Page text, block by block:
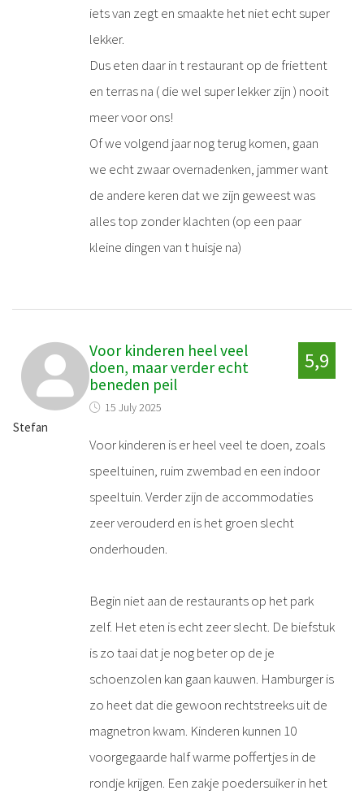
iets van zegt en smaakte het niet echt super
lekker.
Dus eten daar in t restaurant op de friettent
en terras na ( die wel super lekker zijn ) nooit
meer voor ons!
Of we volgend jaar nog terug komen, gaan
we echt zwaar overnadenken, jammer want
de andere keren dat we zijn geweest was
alles top zonder klachten (op een paar
kleine dingen van t huisje na)
Stefan
Voor kinderen heel veel
doen, maar verder echt
beneden peil
15 July 2025
5,9
Voor kinderen is er heel veel te doen, zoals
speeltuinen, ruim zwembad en een indoor
speeltuin. Verder zijn de accommodaties
zeer verouderd en is het groen slecht
onderhouden.
Begin niet aan de restaurants op het park
zelf. Het eten is echt zeer slecht. De biefstuk
is zo taai dat je nog beter op de je
schoenzolen kan gaan kauwen. Hamburger is
zo heet dat die gewoon rechtstreeks uit de
magnetron kwam. Kinderen kunnen 10
voorgegaarde half warme poffertjes in de
rondje krijgen. Een zakje poedersuiker in het